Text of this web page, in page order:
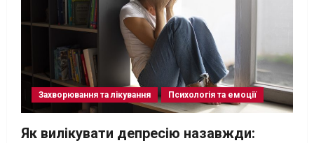
Захворювання та лікування Психологія та емоції
Як вилікувати депресію назавжди: